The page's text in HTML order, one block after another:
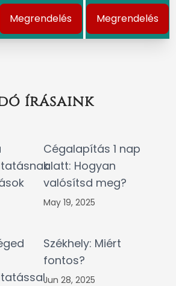
Megrendelés Megrendelés
írásaink
Cégalapítás 1 nap
alatt: Hogyan
valósítsd meg?
May 19, 2025
Székhely: Miért
fontos?
Jun 28, 2025